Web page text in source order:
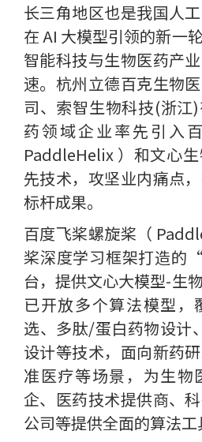
长三角地区也是我国人
在 AI 大模型引领的新一
智能科技与生物医药产
速。杭州立德百克生物
司、索智生物科技(浙江
药领域企业率先引入
PaddleHelix ）和文心
先技术，攻坚业内痛点
标杆成果。
百度飞桨螺旋桨（
桨深度学习框架打造的
台，提供文心大模型-生
已开放多个算法模型，
选、多肽/蛋白药物设计
设计等技术，面向新药
准医疗等场景，为生物
企、医药技术提供商、
公司等提供全面的算法工